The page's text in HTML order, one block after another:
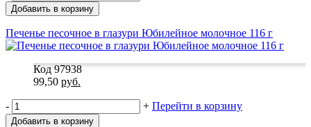
Добавить в корзину
Печенье песочное в глазури Юбилейное молочное 116 г
Код 97938
99,50 руб.
- + Перейти в корзину
Добавить в корзину